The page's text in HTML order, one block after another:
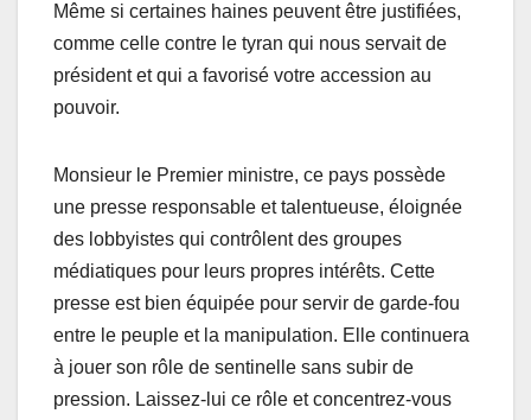
Même si certaines haines peuvent être justifiées,
comme celle contre le tyran qui nous servait de
président et qui a favorisé votre accession au
pouvoir.
Monsieur le Premier ministre, ce pays possède
une presse responsable et talentueuse, éloignée
des lobbyistes qui contrôlent des groupes
médiatiques pour leurs propres intérêts. Cette
presse est bien équipée pour servir de garde-fou
entre le peuple et la manipulation. Elle continuera
à jouer son rôle de sentinelle sans subir de
pression. Laissez-lui ce rôle et concentrez-vous